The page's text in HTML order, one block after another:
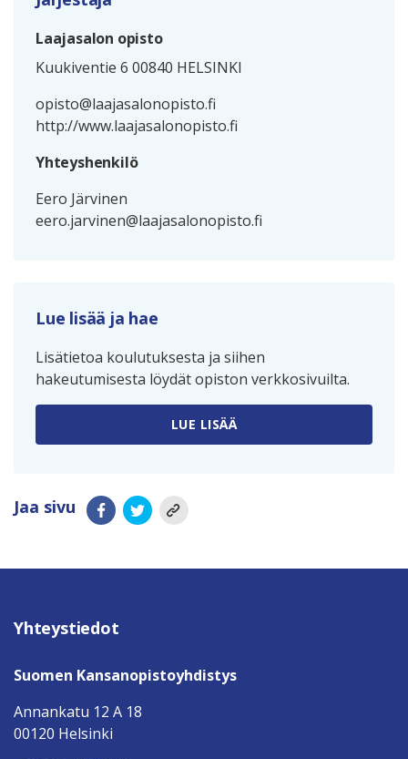
Laajasalon opisto
Kuukiventie 6 00840 HELSINKI
opisto@laajasalonopisto.fi
http://www.laajasalonopisto.fi
Yhteyshenkilö
Eero Järvinen
eero.jarvinen@laajasalonopisto.fi
Lue lisää ja hae
Lisätietoa koulutuksesta ja siihen
hakeutumisesta löydät opiston verkkosivuilta.
LUE LISÄÄ
Jaa sivu
Yhteystiedot
Suomen Kansanopistoyhdistys
Annankatu 12 A 18
00120 Helsinki